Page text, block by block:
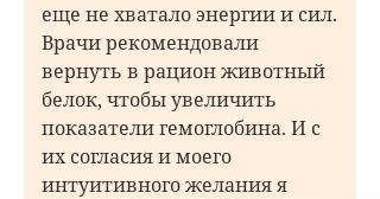
еще не хватало энергии и сил.
Врачи рекомендовали
вернуть в рацион животный
белок, чтобы увеличить
показатели гемоглобина. И с
их согласия и моего
интуитивного желания я